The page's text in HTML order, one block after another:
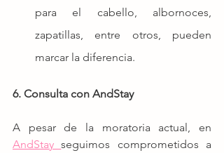
para el cabello, albornoces,
zapatillas, entre otros, pueden
marcar la diferencia.
6. Consulta con AndStay
AndStay seguimos comprometidos a